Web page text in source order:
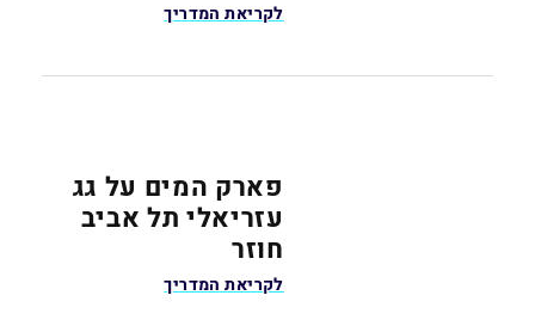
לקריאת המדריך
פארק המים על גג
עזריאלי תל אביב
חוזר
לקריאת המדריך